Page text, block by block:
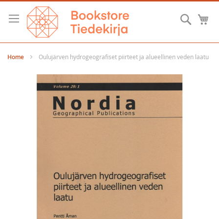
Skip
Content
Home Oulujärven hydrogeografiset piirteet ja alueellinen veden laatu